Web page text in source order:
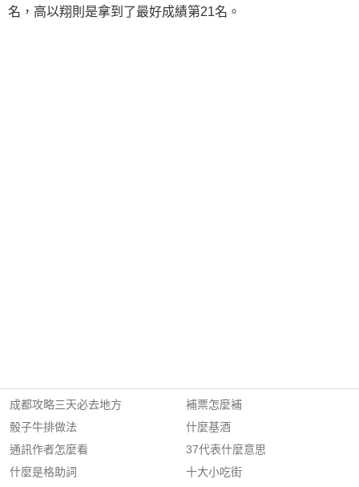
名，高以翔則是拿到了最好成績第21名。
成都攻略三天必去地方
骰子牛排做法
通訊作者怎麼看
什麼是格助詞
補票怎麼補
什麼基酒
37代表什麼意思
十大小吃街